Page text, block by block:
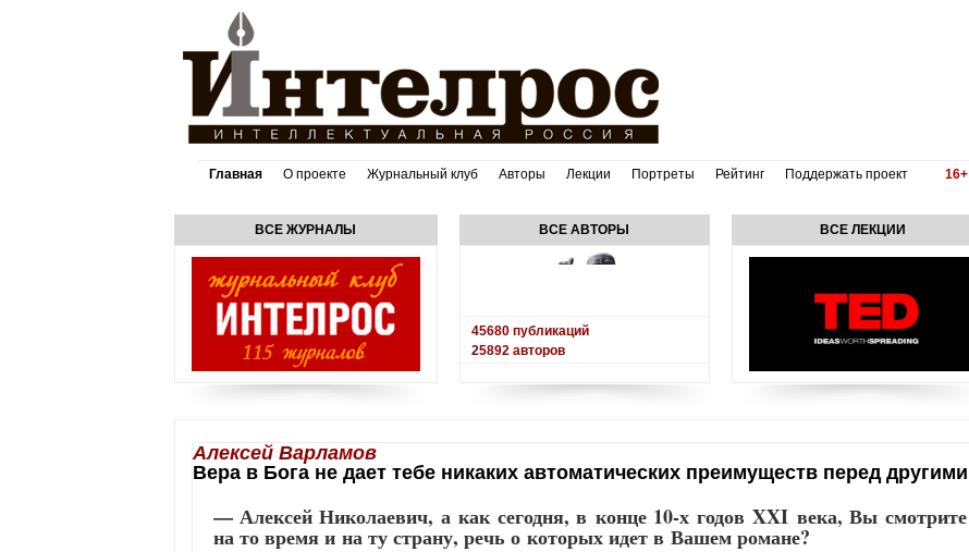
Главная О проекте Журнальный клуб Авторы Лекции Портреты Рейтинг Поддержать проект 16+
ВСЕ ЖУРНАЛЫ ВСЕ АВТОРЫ
45680публикаций
25892авторов
ВСЕ ЛЕКЦИИ
Алексей Варламов
Вера в Бога не дает тебе никаких автоматических преимуществ перед другими
— Алексей Николаевич, а как сегодня, в конце 10-х годов XXI века, Вы смотрите
на то время и на ту страну, речь о которых идет в Вашем романе?